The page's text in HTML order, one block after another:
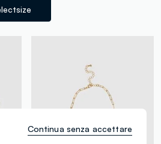
Continua senza accettare